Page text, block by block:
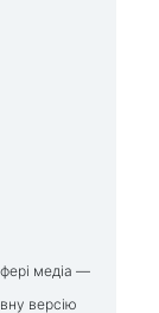
медіа —
версію